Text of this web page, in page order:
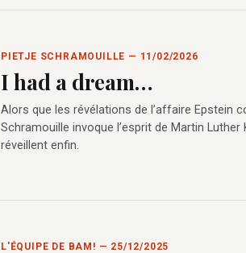
PIETJE SCHRAMOUILLE — 11/02/2026
I had a dream…
Alors que les révélations de l’affaire Epstein
Schramouille invoque l’esprit de Martin
réveillent enfin.
L'ÉQUIPE DE BAM! — 25/12/2025